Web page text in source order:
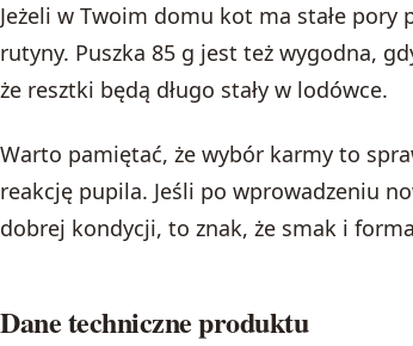
Jeżeli w Twoim domu kot ma stałe
rutyny. Puszka 85 g jest też wygodna,
że resztki będą długo stały w lodówce.
Warto pamiętać, że wybór karmy to
reakcję pupila. Jeśli po wprowadzeniu
dobrej kondycji, to znak, że smak i
Dane techniczne produktu